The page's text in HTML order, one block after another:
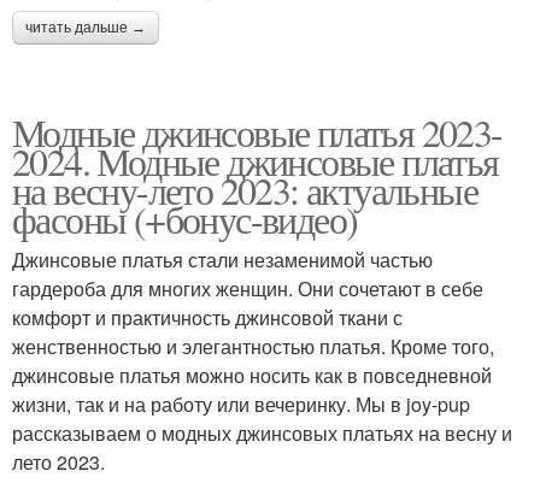
читать дальше →
Модные джинсовые платья 2023-
2024. Модные джинсовые платья
на весну-лето 2023: актуальные
фасоны (+бонус-видео)
Джинсовые платья стали незаменимой частью
гардероба для многих женщин. Они сочетают в себе
комфорт и практичность джинсовой ткани с
женственностью и элегантностью платья. Кроме того,
джинсовые платья можно носить как в повседневной
жизни, так и на работу или вечеринку. Мы в joy-pup
рассказываем о модных джинсовых платьях на весну и
лето 2023.